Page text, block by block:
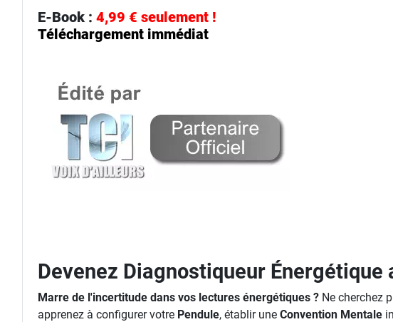
E-Book :4,99 € seulement !
Téléchargement immédiat
Devenez Diagnostiqueur Énergétique
Marre de l'incertitude dans vos lectures énergétiques ? Ne cherchez
apprenez à configurer votre Pendule, établir uneConvention Mentale